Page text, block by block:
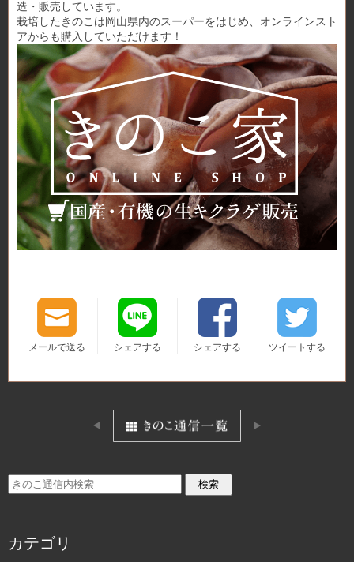
造・販売しています。
栽培したきのこは岡山県内のスーパーをはじめ、オンラインスト
アからも購入していただけます！
メールで送る シェアする シェアする ツイートする
カテゴリ